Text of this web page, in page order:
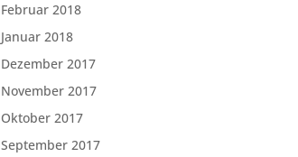
Februar 2018
Januar 2018
Dezember 2017
November 2017
Oktober 2017
September 2017